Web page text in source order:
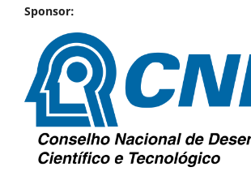
Sponsor: